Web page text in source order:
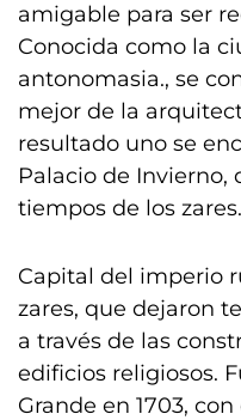
amigable para ser
Conocida como la
antonomasia., se
mejor de la
resultado uno se
Palacio de Invierno,
tiempos de los zares.
Capital del imperio
zares, que dejaron
a través de las
edificios religiosos.
Grande en 1703,